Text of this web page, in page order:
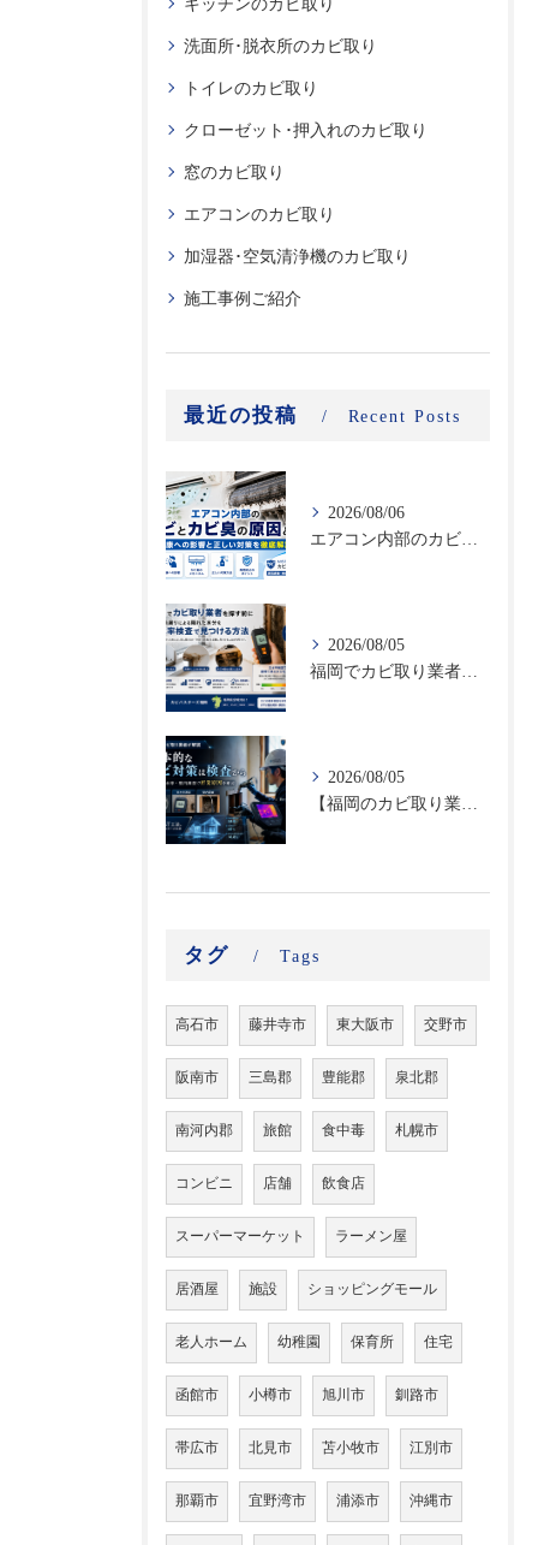
洗面所･脱衣所のカビ取り
トイレのカビ取り
クローゼット･押入れのカビ取り
窓のカビ取り
エアコンのカビ取り
加湿器･空気清浄機のカビ取り
施工事例ご紹介
最近の投稿 Recent Posts
2026/08/06
2026/08/05
2026/08/05
タグ Tags
高石市 藤井寺市 東大阪市 交野市
阪南市 三島郡 豊能郡 泉北郡
南河内郡 旅館 食中毒 札幌市
コンビニ 店舗 飲食店
スーパーマーケット ラーメン屋
居酒屋 施設 ショッピングモール
老人ホーム 幼稚園 保育所 住宅
函館市 小樽市 旭川市 釧路市
帯広市 北見市 苫小牧市 江別市
那覇市 宜野湾市 浦添市 沖縄市